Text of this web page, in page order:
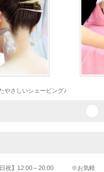
やさしいシェービング♪
土日祝】12:00～20:00 ※お気軽